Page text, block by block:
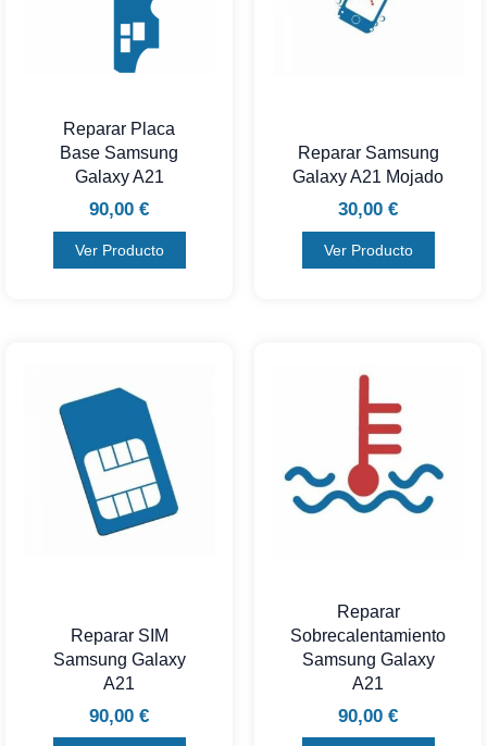
Reparar Placa
Base Samsung
Galaxy A21
90,00 €
Ver Producto
Reparar Samsung
Galaxy A21 Mojado
30,00 €
Ver Producto
Reparar SIM
Samsung Galaxy
A21
90,00 €
Reparar
Sobrecalentamiento
Samsung Galaxy
A21
90,00 €